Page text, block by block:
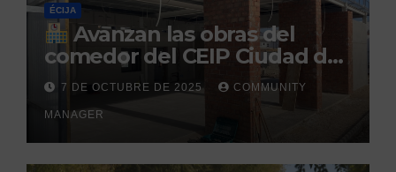
ÉCIJA
Avanzan las obras del
comedor del CEIP Ciudad del
Sol: su finalización está
prevista para finales de 2025
7 DE OCTUBRE DE 2025 COMMUNITY
MANAGER